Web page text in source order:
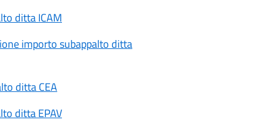
ditta ICAM
importo subappalto ditta
ditta CEA
ditta EPAV